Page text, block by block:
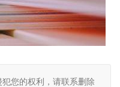
您的权利，请联系删除